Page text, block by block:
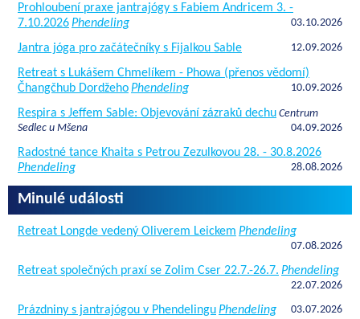
Prohloubení praxe jantrajógy s Fabiem Andricem 3. -
7.10.2026Phendeling 03.10.2026
Jantra jóga pro začátečníky s Fijalkou Sable 12.09.2026
Retreat s Lukášem Chmelíkem - Phowa (přenos vědomí)
Čhangčhub DordžehoPhendeling 10.09.2026
Respira s Jeffem Sable: Objevování zázraků dechu Centrum
Sedlec u Mšena
04.09.2026
Radostné tance Khaita s Petrou Zezulkovou 28. - 30.8.2026
Phendeling
28.08.2026
Minulé události
Retreat Longde vedený Oliverem Leickem Phendeling
07.08.2026
Retreat společných praxí se Zolim Cser 22.7.-26.7. Phendeling
22.07.2026
Prázdniny s jantrajógou v PhendelinguPhendeling 03.07.2026